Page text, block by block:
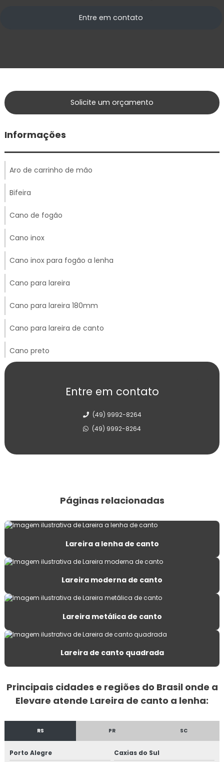
Entre em contato
Solicite um orçamento
Informações
Aro de carrinho de mão
Bifeira
Cano de fogão
Cano inox
Cano inox para fogão a lenha
Cano para lareira
Cano para lareira 180mm
Cano para lareira de canto
Cano preto
Carrinho de mão resistente
Chapa de ferro para fogão a lenha
Churrasqueira de costelão
Churrasqueira inox a carvão
Churrasqueira inox a carvão grande
Churrasqueira metálica de parede
Churrasqueira portátil a carvão grande
Churrasqueira portátil carvão com tampa
Churrasqueira toda inox
Disco de arado com borda e tampa
Entre em contato
(49) 9992-8264
(49) 9992-8264
Páginas relacionadas
Lareira a lenha de canto
Lareira moderna de canto
Lareira metálica de canto
Lareira de canto quadrada
Principais cidades e regiões do Brasil onde a
Elevare atende Lareira de canto a lenha:
RS PR SC
Porto Alegre Caxias do Sul